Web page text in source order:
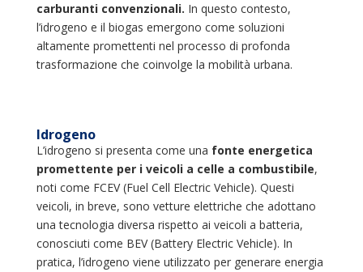
carburanti convenzionali. In questo contesto,
l’idrogeno e il biogas emergono come soluzioni
altamente promettenti nel processo di profonda
trasformazione che coinvolge la mobilità urbana.
Idrogeno
L’idrogeno si presenta come una fonte energetica
promettente per i veicoli a celle a combustibile,
noti come FCEV (Fuel Cell Electric Vehicle). Questi
veicoli, in breve, sono vetture elettriche che adottano
una tecnologia diversa rispetto ai veicoli a batteria,
conosciuti come BEV (Battery Electric Vehicle). In
pratica, l’idrogeno viene utilizzato per generare energia